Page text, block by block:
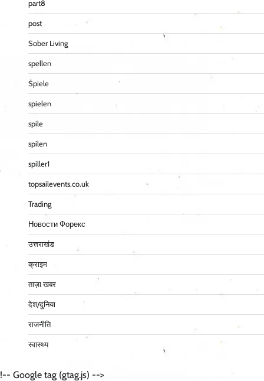
part8
post
Sober Living
spellen
Spiele
spielen
spile
spilen
spiller1
topsailevents.co.uk
Trading
Новости Форекс
उत्तराखंड
क्राइम
ताज़ा खबर
देश/दुनिया
राजनीति
स्वास्थ्य
!-- Google tag (gtag.js) -->